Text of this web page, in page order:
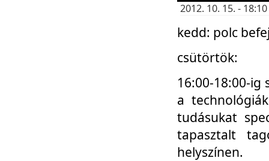
2012. 10. 15. -
kedd: polc
csütörtök:
16:00-18:00-
a
tudásukat
tapasztalt
helyszínen.